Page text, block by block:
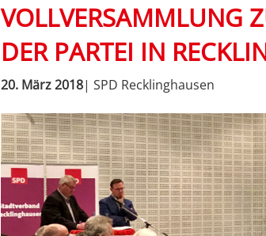
VOLLVERSAMMLUNG
DER PARTEI IN
20. März 2018| SPD Recklinghausen